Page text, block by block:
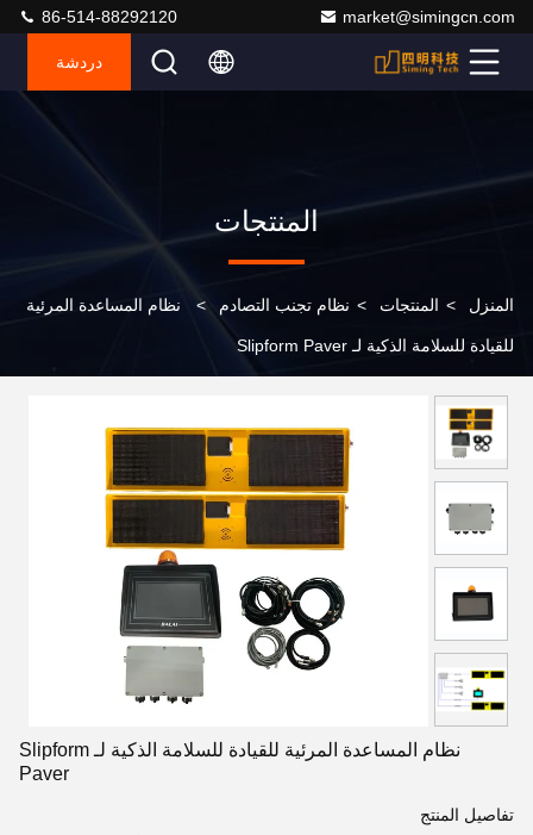
market@simingcn.com
86-514-88292120
دردشة
المنتجات
المنزل > المنتجات > نظام تجنب التصادم > نظام المساعدة المرئية
للقيادة للسلامة الذكية لـ Slipform Paver
نظام المساعدة المرئية للقيادة للسلامة الذكية لـ Slipform
Paver
تفاصيل المنتج